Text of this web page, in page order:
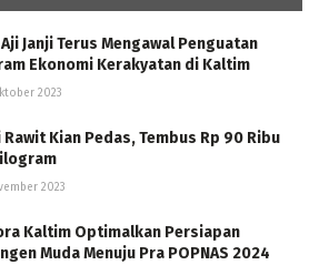
Janji Terus Mengawal Penguatan
Ekonomi Kerakyatan di Kaltim
2023
Rawit Kian Pedas, Tembus Rp 90 Ribu
2023
Kaltim Optimalkan Persiapan
Muda Menuju Pra POPNAS 2024